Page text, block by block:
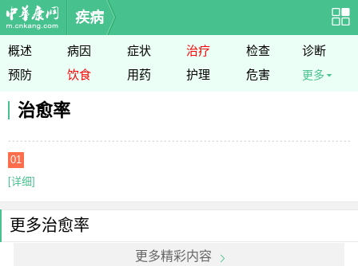
疾病
概述 病因 症状 治疗 检查
诊断
预防
饮食 用药 护理 危害 更多
治愈率
01
[详细]
更多治愈率
更多精彩内容